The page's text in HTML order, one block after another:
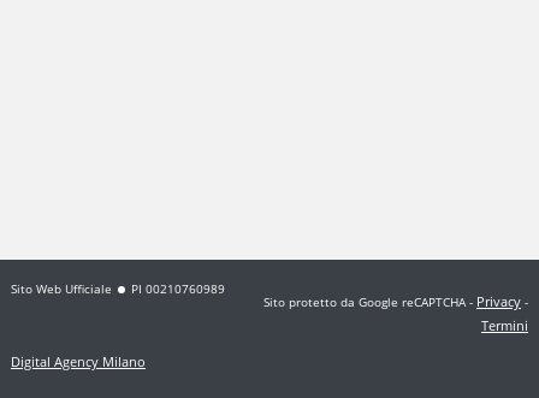
Sito Web Ufficiale PI 00210760989
Sito protetto da Google reCAPTCHA- Privacy -
Termini
Digital Agency Milano